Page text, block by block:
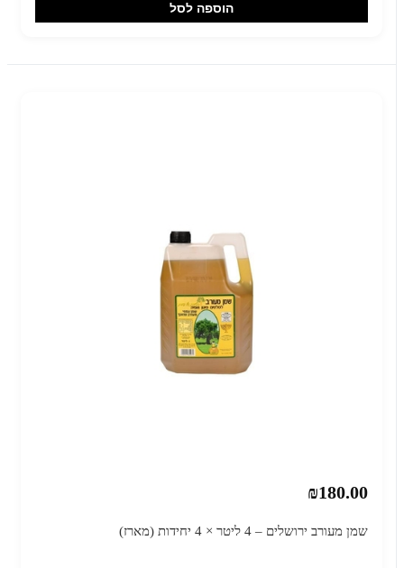
הוספה לסל
₪180.00
שמן מעורב ירושלים – 4 ליטר × 4 יחידות (מארז)